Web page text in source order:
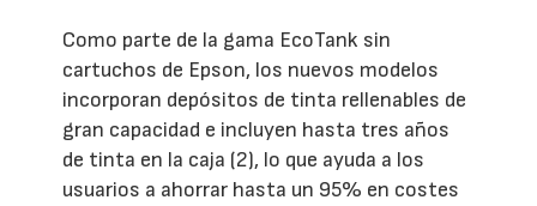
Como parte de la gama EcoTank sin
cartuchos de Epson, los nuevos modelos
incorporan depósitos de tinta rellenables de
gran capacidad e incluyen hasta tres años
de tinta en la caja (2), lo que ayuda a los
usuarios a ahorrar hasta un 95% en costes